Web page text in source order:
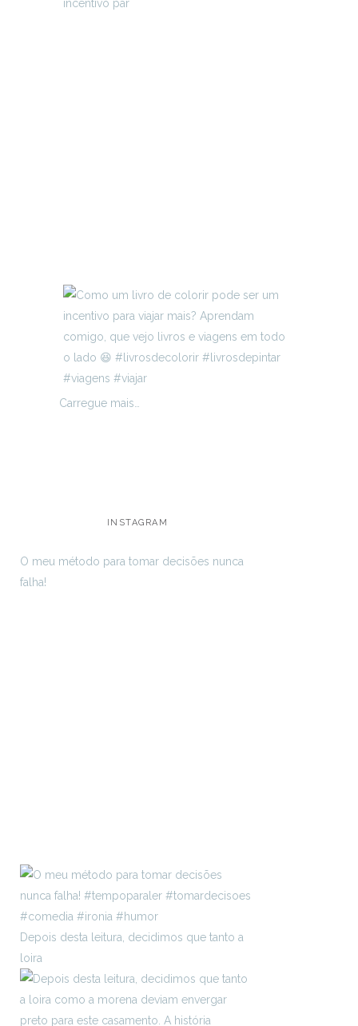
incentivo par
Carregue mais…
INSTAGRAM
O meu método para tomar decisões nunca
falha!
Depois desta leitura, decidimos que tanto a
loira